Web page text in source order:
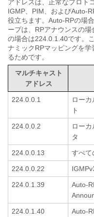
アドレスは、正常なプロト
IGMP、PIM、およびAuto-
役立ちます。Auto-RPの場
ープは、RPアナウンスの
の場合は224.0.1.40です。
ナミックRPマッピングを
るためです。
マルチキャスト
アドレス
224.0.0.1
ロー
ト
224.0.0.2
ロー
タ
224.0.0.13 すべて
224.0.0.22
224.0.1.39
Auto-
224.0.1.40
Auto-